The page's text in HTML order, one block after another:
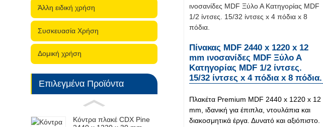
Άλλη ειδική χρήση
Συσκευασία Χρήση
Δομική χρήση
Επιλεγμένα Προϊόντα
Κόντρα πλακέ CDX Pine
Πίνακας MDF 2440 x 1220 x 12
mm ινοσανίδες MDF Ξύλο Α
Κατηγορίας MDF 1/2 ίντσες.
15/32 ίντσες x 4 πόδια x 8 πόδια.
Πλακέτα Premium MDF 2440 x 1220 x 12
mm, ιδανική για έπιπλα, ντουλάπια και
διακοσμητικά έργα. Δυνατό και αξιόπιστο.